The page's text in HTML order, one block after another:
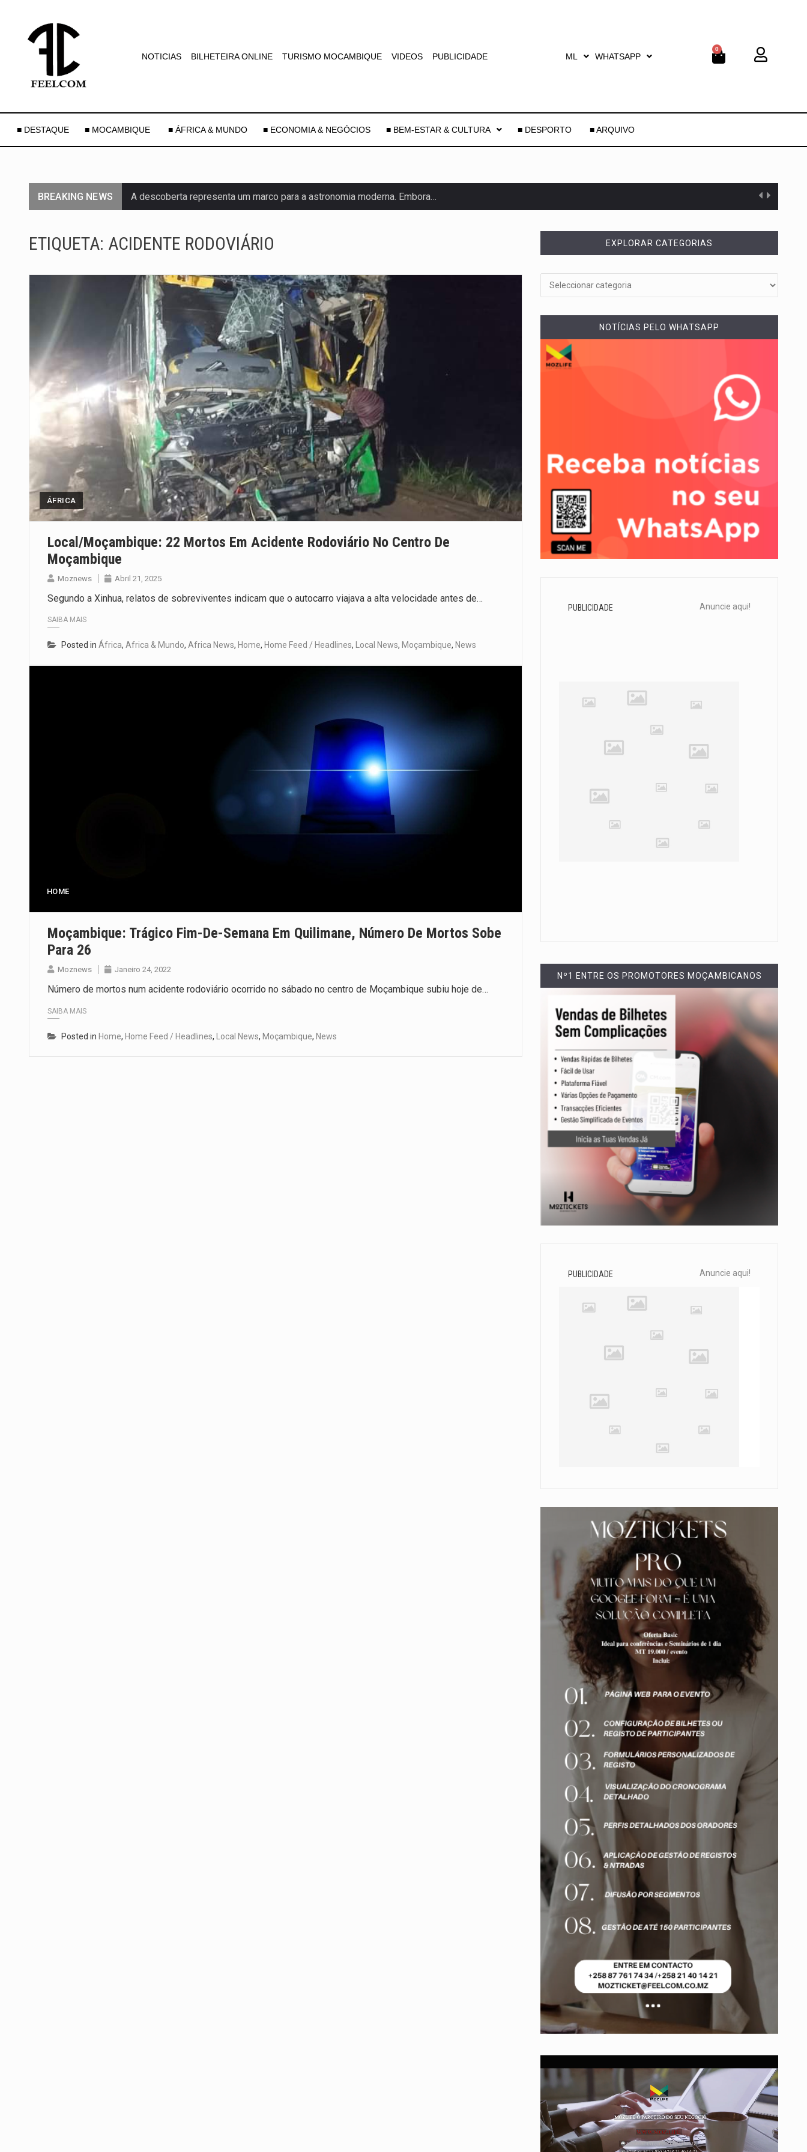
NOTICIAS BILHETEIRA ONLINE TURISMO MOCAMBIQUE VIDEOS PUBLICIDADE ML WHATSAPP
0
■ DESTAQUE ■ MOCAMBIQUE ■ ÁFRICA & MUNDO ■ ECONOMIA & NEGÓCIOS ■ BEM-ESTAR & CULTURA ■ DESPORTO ■ ARQUIVO
BREAKING NEWS A descoberta representa um marco para a astronomia moderna. Embora…
De acordo com as autoridades de saúde da Faixa de…
Um dos casos mais graves envolveu a residência de Sam…
A cidade de Bunia, capital da província de Ituri, tornou-se…
O pagamento marca o desfecho de um dos processos mais…
O programa, cuja implementação está prevista entre abril de 2026…
A nova legislação estabelece um prazo de 180 dias para…
O Departamento de Estado norte-americano confirmou que cidadãos dos Estados…
A final coloca frente a frente duas equipas que chegaram…
ETIQUETA: ACIDENTE RODOVIÁRIO
ÁFRICA
Local/Moçambique: 22 Mortos Em Acidente Rodoviário No Centro De
Moçambique
Moznews Abril 21, 2025
Segundo a Xinhua, relatos de sobreviventes indicam que o autocarro viajava a alta velocidade antes de…
SAIBA MAIS
Posted in África, Africa & Mundo, Africa News, Home, Home Feed / Headlines, Local News, Moçambique, News
HOME
Moçambique: Trágico Fim-De-Semana Em Quilimane, Número De Mortos Sobe
Para 26
Moznews Janeiro 24, 2022
Número de mortos num acidente rodoviário ocorrido no sábado no centro de Moçambique subiu hoje de…
SAIBA MAIS
Posted in Home, Home Feed / Headlines, Local News, Moçambique, News
EXPLORAR CATEGORIAS
NOTÍCIAS PELO WHATSAPP
PUBLICIDADE Anuncie aqui!
Nº1 ENTRE OS PROMOTORES MOÇAMBICANOS
PUBLICIDADE Anuncie aqui!